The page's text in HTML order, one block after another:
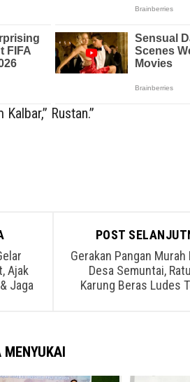
Rustan.”
POST
Gerakan Pangan Murah
Desa Semuntai,
Karung Beras Ludes
Ajak
Jaga